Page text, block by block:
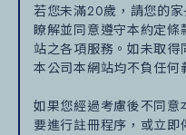
若您未滿20歲，請您的
瞭解並同意遵守本約定
站之各項服務。如未取得
本公司本網站均不負任何
如果您經過考慮後不同
要進行註冊程序，或立即